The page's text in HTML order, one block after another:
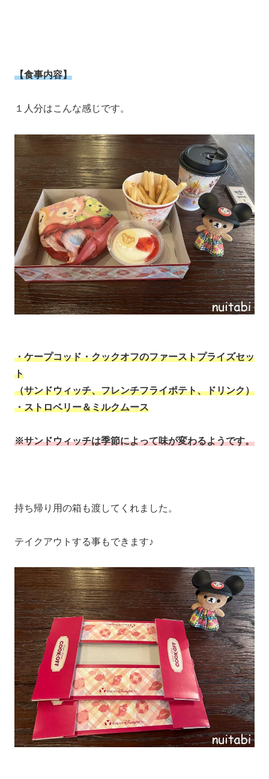
【食事内容】
１人分はこんな感じです。
・ケープコッド・クックオフのファーストプライズセッ
ト
（サンドウィッチ、フレンチフライポテト、ドリンク）
・ストロベリー＆ミルクムース
※サンドウィッチは季節によって味が変わるようです。
持ち帰り用の箱も渡してくれました。
テイクアウトする事もできます♪